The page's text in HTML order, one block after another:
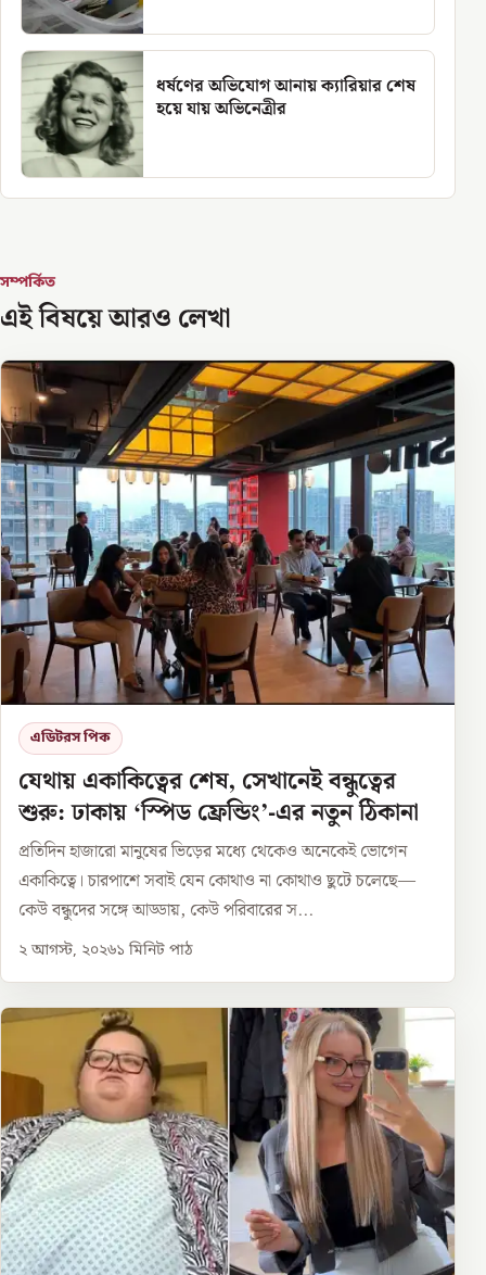
ধর্ষণের অভিযোগ আনায় ক্যারিয়ার শেষ
হয়ে যায় অভিনেত্রীর
সম্পর্কিত
এই বিষয়ে আরও লেখা
এডিটরস পিক
যেথায় একাকিত্বের শেষ, সেখানেই বন্ধুত্বের
শুরু: ঢাকায় ‘স্পিড ফ্রেন্ডিং’-এর নতুন ঠিকানা
প্রতিদিন হাজারো মানুষের ভিড়ের মধ্যে থেকেও অনেকেই ভোগেন
একাকিত্বে। চারপাশে সবাই যেন কোথাও না কোথাও ছুটে চলেছে—
কেউ বন্ধুদের সঙ্গে আড্ডায়, কেউ পরিবারের স...
২ আগস্ট, ২০২৬১ মিনিট পাঠ